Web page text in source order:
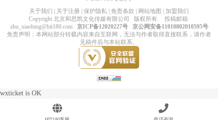
关于我们
关于注册 保护隐私 免责条款 网站地图
加盟我们
Copyright 北京和思凯文化传媒有限公司 版权所有. 投稿邮箱:
zhu_xiaobing@hit180.com
京ICP备12020227号
京公网安备11010802010595号
免责声明：本网站部分转载内容来自互联网，无法与作者取得直接联系，请作者
见稿件后与本站联系。
wxticket is OK